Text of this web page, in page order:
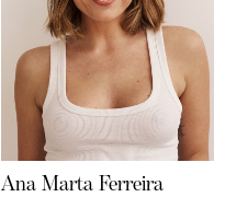
Ana Marta Ferreira